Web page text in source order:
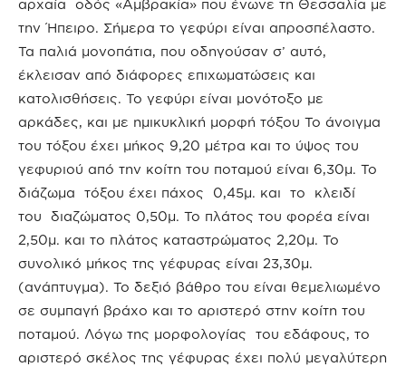
αρχαία οδός «Αμβρακία» που ένωνε τη Θεσσαλία με
την Ήπειρο. Σήμερα το γεφύρι είναι απροσπέλαστο.
Τα παλιά μονοπάτια, που οδηγούσαν σ’ αυτό,
έκλεισαν από διάφορες επιχωματώσεις και
κατολισθήσεις. Το γεφύρι είναι μονότοξο με
αρκάδες, και με ημικυκλική μορφή τόξου Το άνοιγμα
του τόξου έχει μήκος 9,20 μέτρα και το ύψος του
γεφυριού από την κοίτη του ποταμού είναι 6,30μ. Το
διάζωμα τόξου έχει πάχος 0,45μ. και το κλειδί
του διαζώματος 0,50μ. Το πλάτος του φορέα είναι
2,50μ. και το πλάτος καταστρώματος 2,20μ. Το
συνολικό μήκος της γέφυρας είναι 23,30μ.
(ανάπτυγμα). Το δεξιό βάθρο του είναι θεμελιωμένο
σε συμπαγή βράχο και το αριστερό στην κοίτη του
ποταμού. Λόγω της μορφολογίας του εδάφους, το
αριστερό σκέλος της γέφυρας έχει πολύ μεγαλύτερη